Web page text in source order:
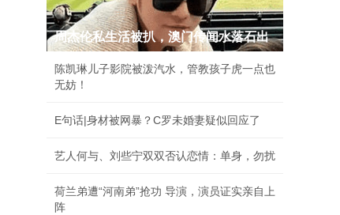
周杰伦私生活被扒，澳门传闻水落石出
陈凯琳儿子影院被泼汽水，管教孩子虎一点也
无妨！
E句话|身材被网暴？C罗未婚妻疑似回应了
艺人何与、刘些宁双双否认恋情：单身，勿扰
荷兰弟遭“河南弟”抢功 导演，演员证实亲自上
阵